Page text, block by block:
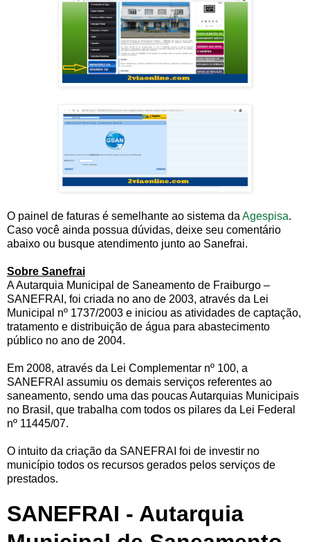
O painel de faturas é semelhante ao sistema da Agespisa.
Caso você ainda possua dúvidas, deixe seu comentário
abaixo ou busque atendimento junto ao Sanefrai.
Sobre Sanefrai
A Autarquia Municipal de Saneamento de Fraiburgo –
SANEFRAI, foi criada no ano de 2003, através da Lei
Municipal nº 1737/2003 e iniciou as atividades de captação,
tratamento e distribuição de água para abastecimento
público no ano de 2004.
Em 2008, através da Lei Complementar nº 100, a
SANEFRAI assumiu os demais serviços referentes ao
saneamento, sendo uma das poucas Autarquias Municipais
no Brasil, que trabalha com todos os pilares da Lei Federal
nº 11445/07.
O intuito da criação da SANEFRAI foi de investir no
município todos os recursos gerados pelos serviços de
prestados.
SANEFRAI - Autarquia